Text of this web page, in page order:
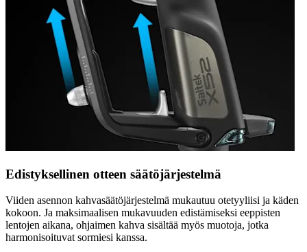
Edistyksellinen otteen säätöjärjestelmä
Viiden asennon kahvasäätöjärjestelmä mukautuu otetyyliisi ja käden
kokoon. Ja maksimaalisen mukavuuden edistämiseksi eeppisten
lentojen aikana, ohjaimen kahva sisältää myös muotoja, jotka
harmonisoituvat sormiesi kanssa.